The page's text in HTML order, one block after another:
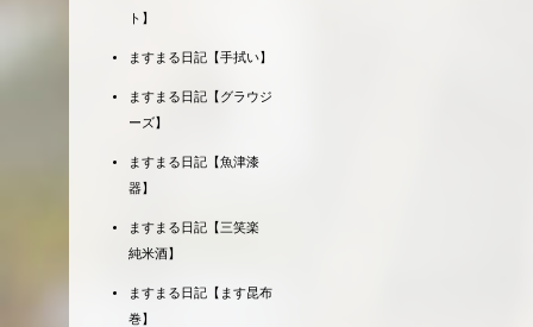
ト】
ますまる日記【手拭い】
ますまる日記【グラウジ
ーズ】
ますまる日記【魚津漆
器】
ますまる日記【三笑楽
純米酒】
ますまる日記【ます昆布
巻】